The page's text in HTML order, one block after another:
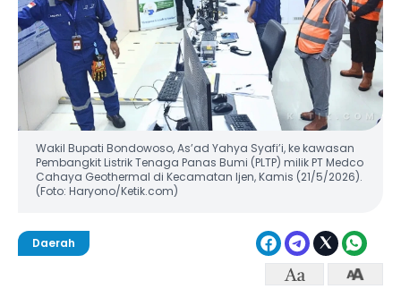
Wakil Bupati Bondowoso, As’ad Yahya Syafi’i, ke kawasan
Pembangkit Listrik Tenaga Panas Bumi (PLTP) milik PT Medco
Cahaya Geothermal di Kecamatan Ijen, Kamis (21/5/2026).
(Foto: Haryono/Ketik.com)
Daerah